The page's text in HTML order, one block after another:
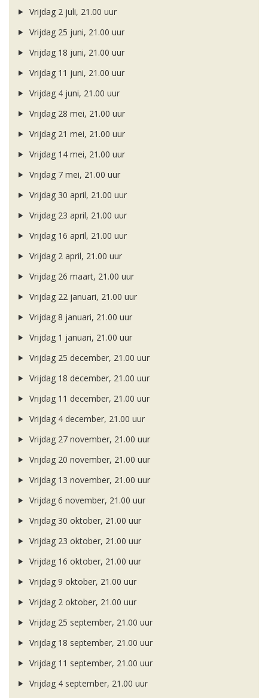
Vrijdag 2 juli, 21.00 uur
Vrijdag 25 juni, 21.00 uur
Vrijdag 18 juni, 21.00 uur
Vrijdag 11 juni, 21.00 uur
Vrijdag 4 juni, 21.00 uur
Vrijdag 28 mei, 21.00 uur
Vrijdag 21 mei, 21.00 uur
Vrijdag 14 mei, 21.00 uur
Vrijdag 7 mei, 21.00 uur
Vrijdag 30 april, 21.00 uur
Vrijdag 23 april, 21.00 uur
Vrijdag 16 april, 21.00 uur
Vrijdag 2 april, 21.00 uur
Vrijdag 26 maart, 21.00 uur
Vrijdag 22 januari, 21.00 uur
Vrijdag 8 januari, 21.00 uur
Vrijdag 1 januari, 21.00 uur
Vrijdag 25 december, 21.00 uur
Vrijdag 18 december, 21.00 uur
Vrijdag 11 december, 21.00 uur
Vrijdag 4 december, 21.00 uur
Vrijdag 27 november, 21.00 uur
Vrijdag 20 november, 21.00 uur
Vrijdag 13 november, 21.00 uur
Vrijdag 6 november, 21.00 uur
Vrijdag 30 oktober, 21.00 uur
Vrijdag 23 oktober, 21.00 uur
Vrijdag 16 oktober, 21.00 uur
Vrijdag 9 oktober, 21.00 uur
Vrijdag 2 oktober, 21.00 uur
Vrijdag 25 september, 21.00 uur
Vrijdag 18 september, 21.00 uur
Vrijdag 11 september, 21.00 uur
Vrijdag 4 september, 21.00 uur